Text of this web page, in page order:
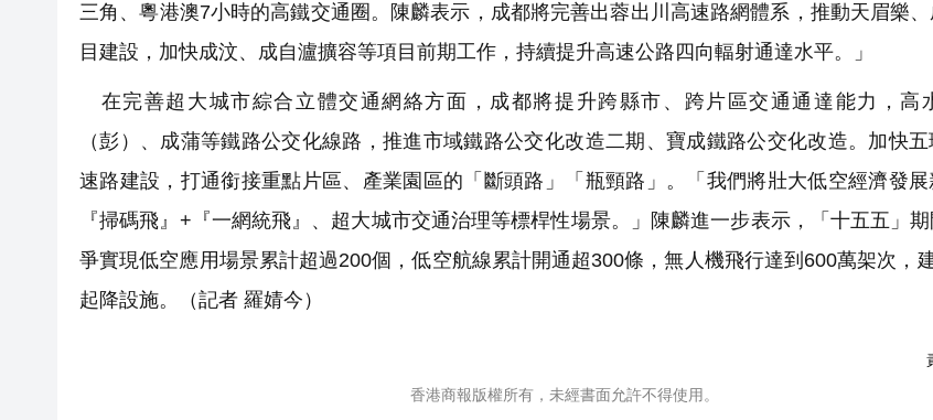
三角、粵港澳7小時的高鐵交通圈。陳麟表示，成都將完善出蓉出川高速路網體系，推動天眉樂
目建設，加快成汶、成自瀘擴容等項目前期工作，持續提升高速公路四向輻射通達水平。」
在完善超大城市綜合立體交通網絡方面，成都將提升跨縣市、跨片區交通通達能力，高
（彭）、成蒲等鐵路公交化線路，推進市域鐵路公交化改造二期、寶成鐵路公交化改造。加快
速路建設，打通銜接重點片區、產業園區的「斷頭路」「瓶頸路」。「我們將壯大低空經濟發
『掃碼飛』+『一網統飛』、超大城市交通治理等標桿性場景。」陳麟進一步表示，「十五五」
爭實現低空應用場景累計超過200個，低空航線累計開通超300條，無人機飛行達到600萬架次，
起降設施。（記者 羅婧今）
香港商報版權所有，未經書面允許不得使用。